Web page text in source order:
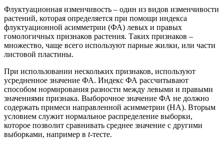
Флуктуационная изменчивость – один из видов изменчивости
растений, которая определяется при помощи индекса
флуктуационной асимметрии (ФА) левых и правых
гомологичных признаков растения. Таких признаков –
множество, чаще всего используют парные жилки, или части
листовой пластины.
При использовании нескольких признаков, используют
усредненное значение ФА. Индекс ФА рассчитывают
способом нормирования разности между левыми и правыми
значениями признака. Выборочное значение ФА не должно
содержать примеси направленной асимметрии (НА). Вторым
условием служит нормальное распределение выборки,
которое позволит сравнивать среднее значение с другими
выборками, например в t-тесте.